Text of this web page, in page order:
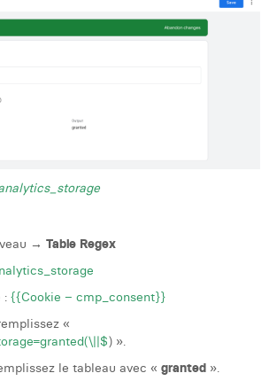
→ Table Regex
: {{Cookie – cmp_consent}}
«
) ».
le tableau avec « granted ».